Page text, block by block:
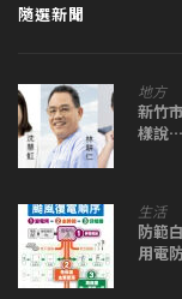
隨選新聞
地方
新竹
樣說…
生活
防範
用電